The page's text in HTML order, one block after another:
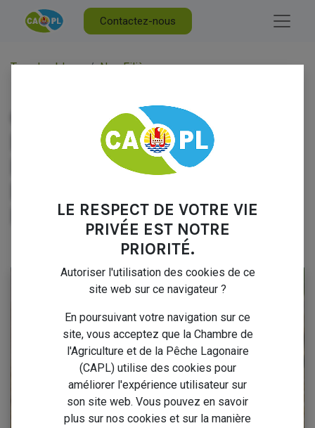
Contactez-nous
Tous les blogs
Nos Filières
ORGANISATION DE
L’ACHAT DES
REPRODUCTEURS DU
MOOREA
par Marc FABRESSE
LE RESPECT DE VOTRE VIE
PRIVÉE EST NOTRE
PRIORITÉ.
Autoriser l'utilisation des cookies de ce
site web sur ce navigateur ?
En poursuivant votre navigation sur ce
site, vous acceptez que la Chambre de
l'Agriculture et de la Pêche Lagonaire
(CAPL) utilise des cookies pour
améliorer l'expérience utilisateur sur
son site web. Vous pouvez en savoir
plus sur nos cookies et sur la manière